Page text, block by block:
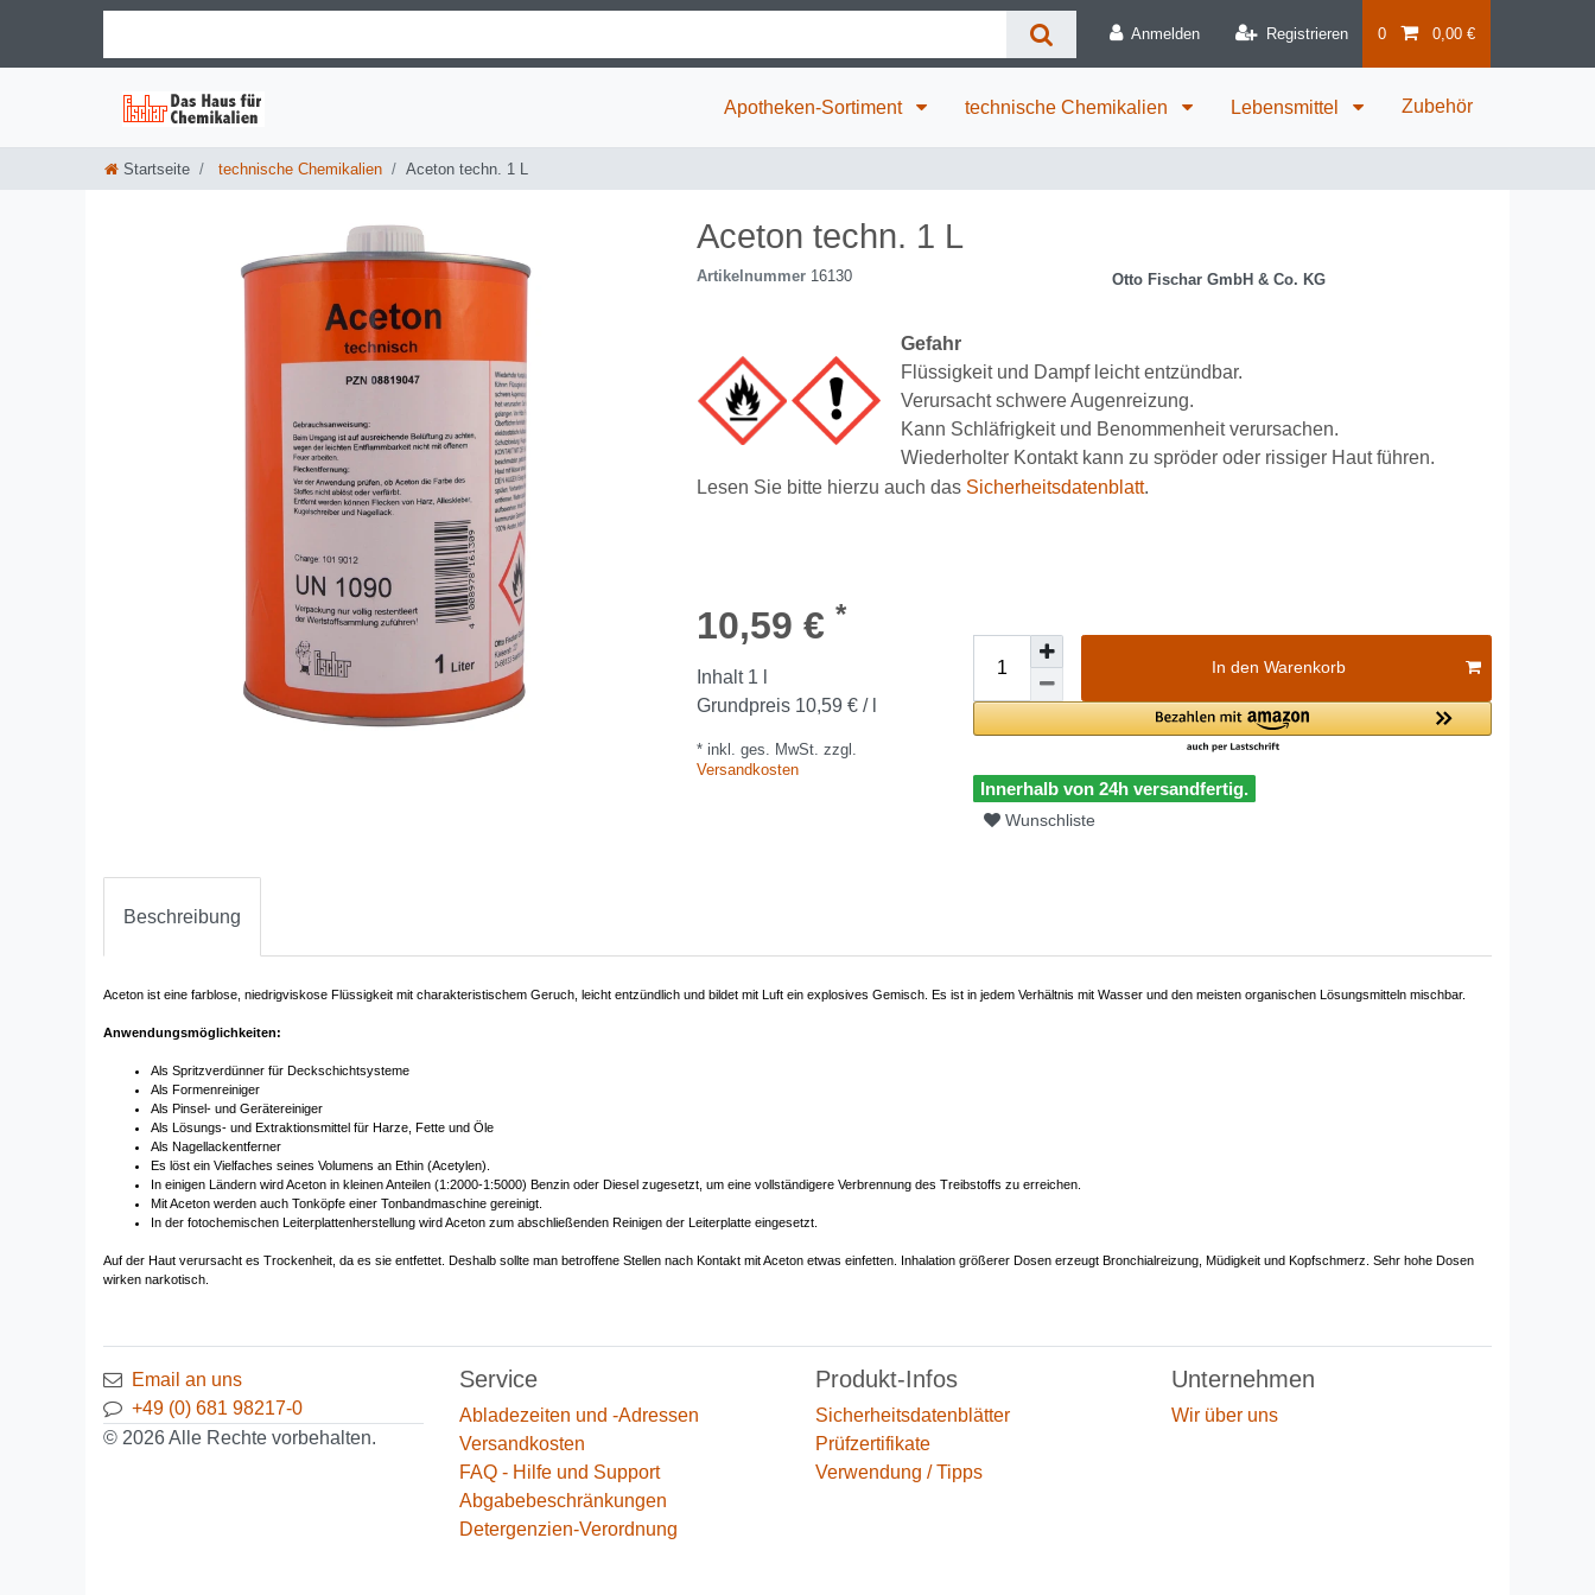
Anmelden Registrieren 0 0,00 €
Apotheken-Sortiment technische Chemikalien Lebensmittel Zubehör
Startseite technische Chemikalien Aceton techn. 1 L
Aceton techn. 1 L
Artikelnummer 16130 Otto Fischar GmbH & Co. KG
Gefahr
Flüssigkeit und Dampf leicht entzündbar.
Verursacht schwere Augenreizung.
Kann Schläfrigkeit und Benommenheit verursachen.
Wiederholter Kontakt kann zu spröder oder rissiger Haut führen.
Lesen Sie bitte hierzu auch das Sicherheitsdatenblatt.
10,59 € *
Inhalt 1
Grundpreis 10,59 € / l
* inkl. ges. MwSt. zzgl.
Versandkosten
In den Warenkorb
Innerhalb von 24h versandfertig.
Wunschliste
Beschreibung
Aceton ist eine farblose, niedrigviskose Flüssigkeit mit charakteristischem Geruch, leicht entzündlich und bildet mit Luft ein explosives Gemisch. Es ist in jedem Verhältnis mit Wasser und den meisten organischen Lösungsmitteln mischbar.
Anwendungsmöglichkeiten:
Als Spritzverdünner für Deckschichtsysteme
Als Formenreiniger
Als Pinsel- und Gerätereiniger
Als Lösungs- und Extraktionsmittel für Harze, Fette und Öle
Als Nagellackentferner
Es löst ein Vielfaches seines Volumens an Ethin (Acetylen).
In einigen Ländern wird Aceton in kleinen Anteilen (1:2000-1:5000) Benzin oder Diesel zugesetzt, um eine vollständigere Verbrennung des Treibstoffs zu erreichen.
Mit Aceton werden auch Tonköpfe einer Tonbandmaschine gereinigt.
In der fotochemischen Leiterplattenherstellung wird Aceton zum abschließenden Reinigen der Leiterplatte eingesetzt.
Auf der Haut verursacht es Trockenheit, da es sie entfettet. Deshalb sollte man betroffene Stellen nach Kontakt mit Aceton etwas einfetten. Inhalation größerer Dosen erzeugt Bronchialreizung, Müdigkeit und Kopfschmerz. Sehr hohe Dosen
wirken narkotisch.
Email an uns
+49 (0) 681 98217-0
© 2026 Alle Rechte vorbehalten.
Service
Abladezeiten und -Adressen
Versandkosten
FAQ - Hilfe und Support
Abgabebeschränkungen
Detergenzien-Verordnung
Produkt-Infos
Sicherheitsdatenblätter
Prüfzertifikate
Verwendung / Tipps
Unternehmen
Wir über uns